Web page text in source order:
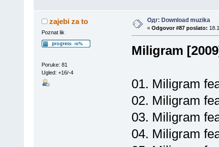
zajebi za to
Poznat lik
Poruke: 81
Ugled: +16/-4
Одг: Download muzika
« Odgovor #87 poslato:
Miligram
01. Miligram
02. Miligram
03. Miligram
04. Miligram